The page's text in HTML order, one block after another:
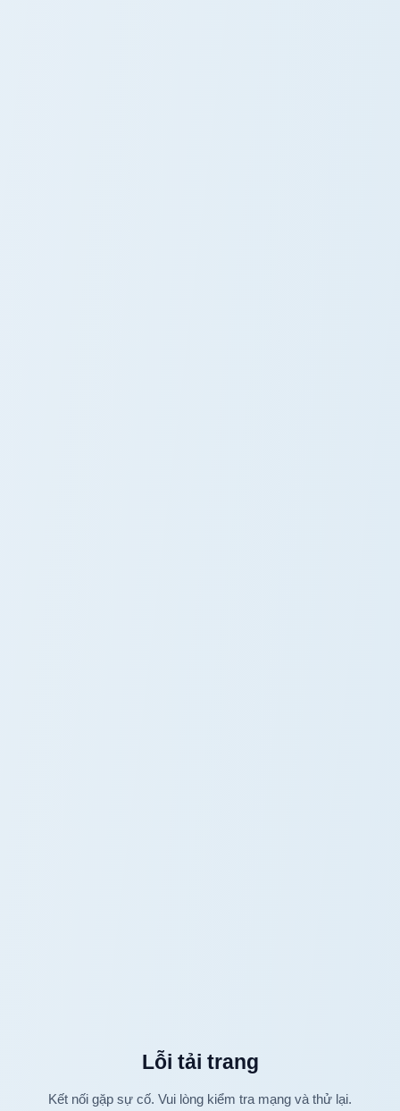
Lỗi tải trang
Kết nối gặp sự cố. Vui lòng kiểm tra mạng và thử lại.